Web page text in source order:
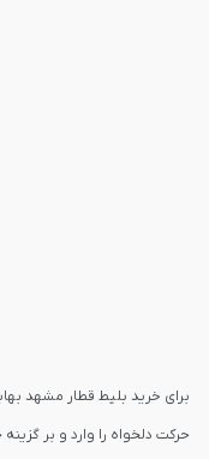
حرکت دلخواه را وارد و بر